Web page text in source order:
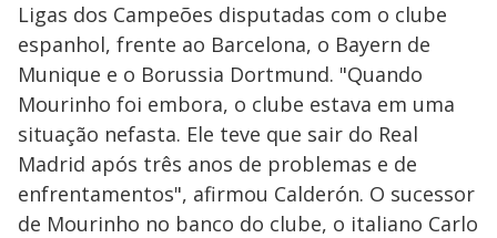
Ligas dos Campeões disputadas com o clube
espanhol, frente ao Barcelona, o Bayern de
Munique e o Borussia Dortmund. "Quando
Mourinho foi embora, o clube estava em uma
situação nefasta. Ele teve que sair do Real
Madrid após três anos de problemas e de
enfrentamentos", afirmou Calderón. O sucessor
de Mourinho no banco do clube, o italiano Carlo